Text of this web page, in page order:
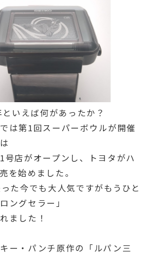
えば何があったか？
は第1回スーパーボウルが開催
号店がオープンし、トヨタがハ
を始めました。
た今でも大人気ですがもうひと
ングセラー」
ました！
ー・パンチ原作の「ルパン三